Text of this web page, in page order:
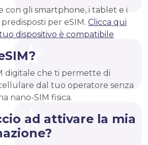
con gli smartphone, i tablet e i
per eSIM. Clicca qui
dispositivo è compatibile
digitale che ti permette di
dal tuo operatore senza
nano-SIM fisica.
ad attivare la mia